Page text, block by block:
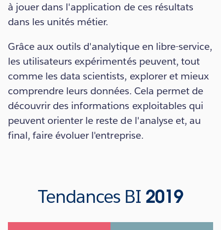
à jouer dans l'application de ces résultats
dans les unités métier.
Grâce aux outils d'analytique en libre-service,
les utilisateurs expérimentés peuvent, tout
comme les data scientists, explorer et mieux
comprendre leurs données. Cela permet de
découvrir des informations exploitables qui
peuvent orienter le reste de l'analyse et, au
final, faire évoluer l'entreprise.
Tendances BI 2019